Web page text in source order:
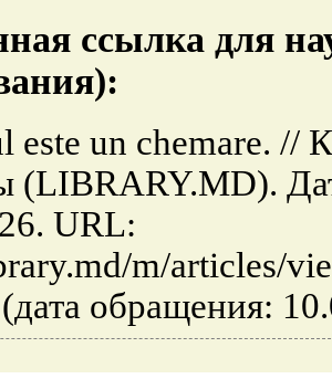
ссылка для
este un chemare. //
(LIBRARY.MD).
URL:
m/articles/
обращения: